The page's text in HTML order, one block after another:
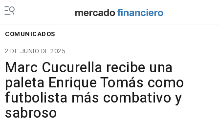
COMUNICADOS
2 DE JUNIO DE 2025
Marc Cucurella recibe una
paleta Enrique Tomás como
futbolista más combativo y
sabroso